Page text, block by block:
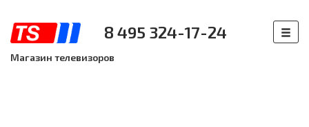
8 495 324-17-24
Магазин телевизоров